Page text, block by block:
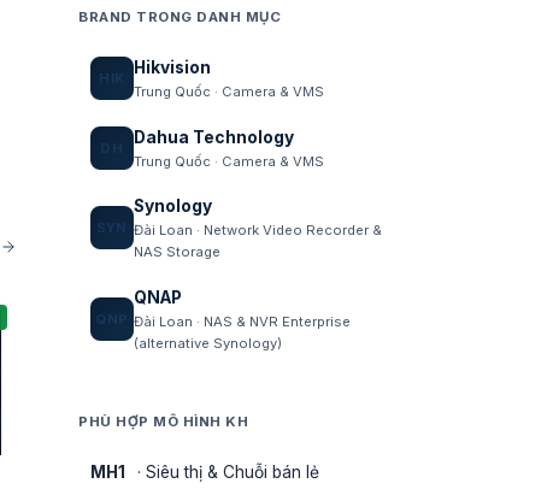
BRAND TRONG DANH MỤC
HIK
Hikvision
Trung Quốc · Camera & VMS
DH
Dahua Technology
Trung Quốc · Camera & VMS
SYN
Synology
Đài Loan · Network Video Recorder &
NAS Storage
QNP
QNAP
Đài Loan · NAS & NVR Enterprise
(alternative Synology)
PHÙ HỢP MÔ HÌNH KH
MH1 · Siêu thị & Chuỗi bán lẻ